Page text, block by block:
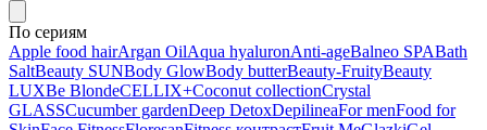
По сериям
Apple food hairArgan OilAqua hyaluronAnti-ageBalneo SPABath
SaltBeauty SUNBody GlowBody butterBeauty-FruityBeauty
LUXBe BlondeCELLIX+Coconut collectionCrystal
GLASSCucumber gardenDeep DetoxDepilineaFor menFood for